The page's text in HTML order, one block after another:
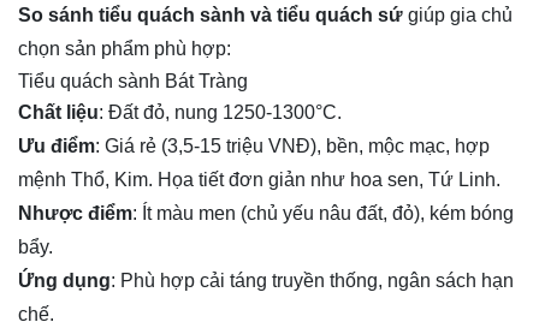
So sánh tiểu quách sành và tiểu quách sứ giúp gia chủ
chọn sản phẩm phù hợp:
Tiểu quách sành Bát Tràng
Chất liệu: Đất đỏ, nung 1250-1300°C.
Ưu điểm: Giá rẻ (3,5-15 triệu VNĐ), bền, mộc mạc, hợp
mệnh Thổ, Kim. Họa tiết đơn giản như hoa sen, Tứ Linh.
Nhược điểm: Ít màu men (chủ yếu nâu đất, đỏ), kém bóng
bẩy.
Ứng dụng: Phù hợp cải táng truyền thống, ngân sách hạn
chế.